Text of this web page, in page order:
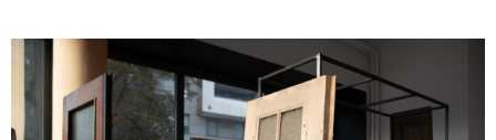
Odtwarzacz
plików
dźwiękowych